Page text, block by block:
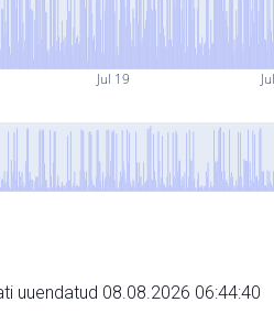
Jul 19
uuendatud 08.08.2026 06:44:40